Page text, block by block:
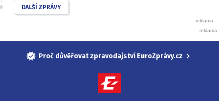
DALŠÍ ZPRÁVY
Proč důvěřovat zpravodajství EuroZprávy.cz